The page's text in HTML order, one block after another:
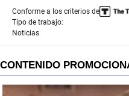
Conforme a los criterios de
Tipo de trabajo:
Noticias